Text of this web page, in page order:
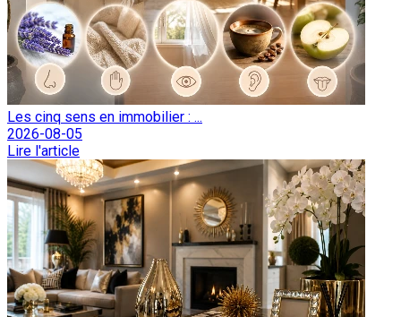
Les cinq sens en immobilier : ...
2026-08-05
Lire l'article